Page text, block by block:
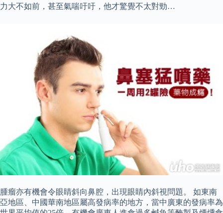
力大不如前，甚至氣喘吁吁，他才驚覺不太對勁…
腫瘤亦有機會令眼睛斜向鼻腔，出現眼睛內斜視問題。 如東南
亞地區、中國華南地區屬高發病率的地方，當中廣東的發病率為